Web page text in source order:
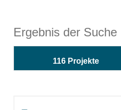
Ergebnis der Suche
116 Projekte